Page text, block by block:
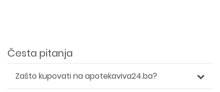
Česta pitanja
Zašto kupovati na apotekaviva24.ba?